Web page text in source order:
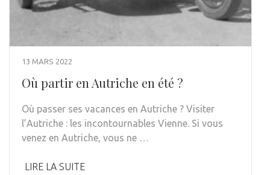
13 MARS 2022
Où partir en Autriche en été ?
Où passer ses vacances en Autriche ? Visiter
l’Autriche : les incontournables Vienne. Si vous
venez en Autriche, vous ne …
LIRE LA SUITE